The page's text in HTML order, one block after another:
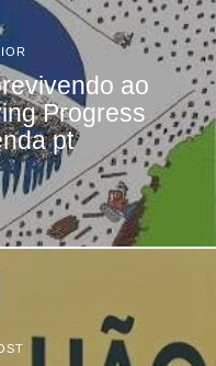
ao
Progress
pt